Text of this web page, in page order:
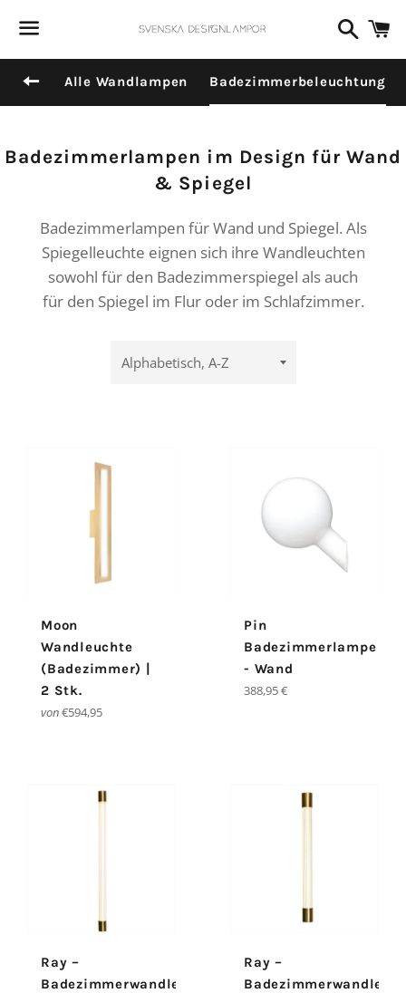
vor 6 Stunden
Suchen
Zurück zur Seiten-Navigation
Alle Wandlampen Badezimmerbeleuchtung
Kategorie:
Badezimmerlampen im Design für Wand
& Spiegel
Badezimmerlampen für Wand und Spiegel. Als
Spiegelleuchte eignen sich ihre Wandleuchten
sowohl für den Badezimmerspiegel als auch
für den Spiegel im Flur oder im Schlafzimmer.
nach
Moon
Wandleuchte
(Badezimmer) |
2 Stk.
von€594,95
Pin
Badezimmerlampe
- Wand
Normaler
388,95 €
Ray –
Badezimmerwandleuchte
Ray –